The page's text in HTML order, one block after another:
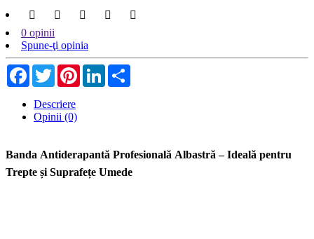
0 opinii
Spune-ţi opinia
Facebook
TwitterPinterestLinkedIn
Descriere
Opinii (0)
Banda Antiderapantă Profesională Albastră – Ideală pentru
Trepte și Suprafețe Umede